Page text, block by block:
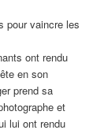
pour vaincre les
ont rendu
en son
prend sa
et
lui ont rendu